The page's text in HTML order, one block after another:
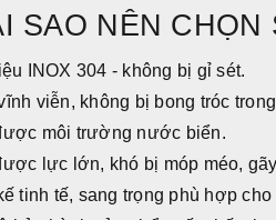
SAO NÊN CHỌN
INOX 304 - không bị gỉ sét.
viễn, không bị bong tróc
môi trường nước biển.
lực lớn, khó bị móp méo,
tinh tế, sang trọng phù hợp